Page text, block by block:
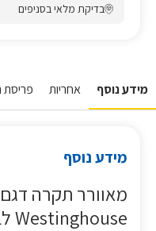
בדיקת מלאי בסניפים
מידע נוסף אחריות פריסת
מידע נוסף
Westinghouse לבן